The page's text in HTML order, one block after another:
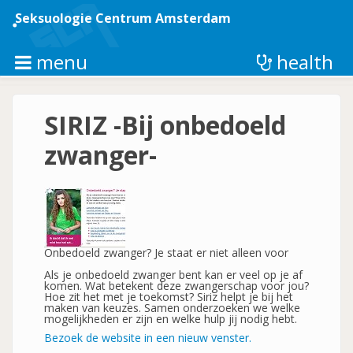
naar
gaan
Seksuologie Centrum Amsterdam
menu health
SIRIZ -Bij onbedoeld
zwanger-
Onbedoeld zwanger? Je staat er niet alleen voor
Als je onbedoeld zwanger bent kan er veel op je af
komen. Wat betekent deze zwangerschap voor jou?
Hoe zit het met je toekomst? Siriz helpt je bij het
maken van keuzes. Samen onderzoeken we welke
mogelijkheden er zijn en welke hulp jij nodig hebt.
Bezoek de website in een nieuw venster.